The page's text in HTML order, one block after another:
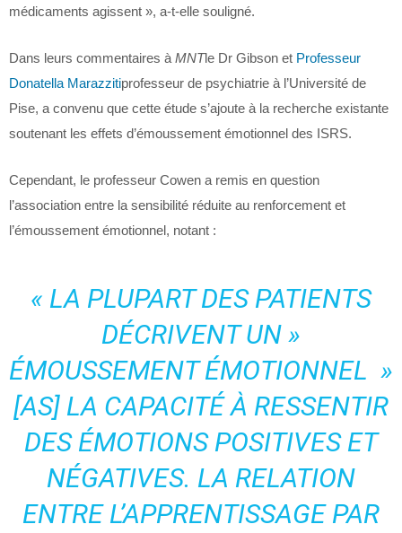
médicaments agissent », a-t-elle souligné.
Dans leurs commentaires à MNTle Dr Gibson et Professeur
Donatella Marazzitiprofesseur de psychiatrie à l’Université de
Pise, a convenu que cette étude s’ajoute à la recherche existante
soutenant les effets d’émoussement émotionnel des ISRS.
Cependant, le professeur Cowen a remis en question
l’association entre la sensibilité réduite au renforcement et
l’émoussement émotionnel, notant :
« LA PLUPART DES PATIENTS
DÉCRIVENT UN »
ÉMOUSSEMENT ÉMOTIONNEL »
[AS] LA CAPACITÉ À RESSENTIR
DES ÉMOTIONS POSITIVES ET
NÉGATIVES. LA RELATION
ENTRE L’APPRENTISSAGE PAR